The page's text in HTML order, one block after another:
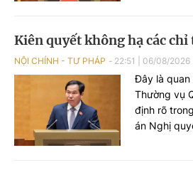
phóng mặt
mô mặt cắt
diện tích
khoảng
Kiên quyết không hạ các
NỘI CHÍNH - TƯ PHÁP 22:51 06/08/2026
Đây là
Thường vụ
định rõ
án Nghị